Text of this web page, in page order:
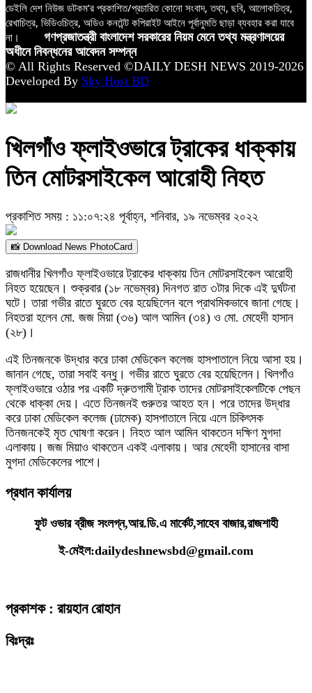
ডেইলি দেশ নিউজ ডটকম’র প্রকাশিত/প্রচারিত কোনো সংবাদ, তথ্য, ছবি, আলোকচিত্র,
রেখাচিত্র, ভিডিওচিত্র, অডিও কনটেন্ট কপিরাইট আইনে পূর্বানুমতি ছাড়া ব্যবহার করা যাবে
না।
গণপ্রজাতন্ত্রী বাংলাদেশ সরকারের নিয়ম মেনে তথ্য মন্ত্রণালয়ের
অধীনে নিবন্ধনের আবেদন সম্পন্ন
© All Rights Reserved ©DAILY DESH NEWS 2019-2026
Developed By Sky Host BD
খিলগাঁও ফ্লাইওভারে ট্রাকের ধাক্কায়
তিন মোটরসাইকেল আরোহী নিহত
প্রকাশিত সময় : ১১:০৭:২৪ পূর্বাহ্ন, শনিবার, ১৯ নভেম্বর ২০২২
📸 Download News PhotoCard
রাজধানীর খিলগাঁও ফ্লাইওভারে ট্রাকের ধাক্কায় তিন মোটরসাইকেল আরোহী
নিহত হয়েছেন। শুক্রবার (১৮ নভেম্বর) দিনগত রাত ৩টার দিকে এই দুর্ঘটনা
ঘটে। তারা গভীর রাতে ঘুরতে বের হয়েছিলেন বলে প্রাথমিকভাবে জানা গেছে।
নিহতরা হলেন মো. জজ মিয়া (৩৬) আল আমিন (৩৪) ও মো. মেহেদী হাসান
(২৮)।
এই তিনজনকে উদ্ধার করে ঢাকা মেডিকেল কলেজ হাসপাতালে নিয়ে আসা হয়।
জানান গেছে, তারা সবাই বন্ধু। গভীর রাতে ঘুরতে বের হয়েছিলেন। খিলগাঁও
ফ্লাইওভারে ওঠার পর একটি দ্রুতগামী ট্রাক তাদের মোটরসাইকেলটিকে পেছন
থেকে ধাক্কা দেয়। এতে তিনজনই গুরুতর আহত হন। পরে তাদের উদ্ধার
করে ঢাকা মেডিকেল কলেজ (ঢামেক) হাসপাতালে নিয়ে এলে চিকিৎসক
তিনজনকেই মৃত ঘোষণা করেন। নিহত আল আমিন থাকতেন দক্ষিণ মুগদা
এলাকায়। জজ মিয়াও থাকতেন একই এলাকায়। আর মেহেদী হাসানের বাসা
মুগদা মেডিকেলের পাশে।
প্রধান কার্যালয়
ফুট ওভার ব্রীজ সংলগ্ন,আর.ডি.এ মার্কেট,সাহেব বাজার,রাজশাহী
ই-মেইল:dailydeshnewsbd@gmail.com
প্রকাশক : রায়হান রোহান
বিঃদ্রঃ